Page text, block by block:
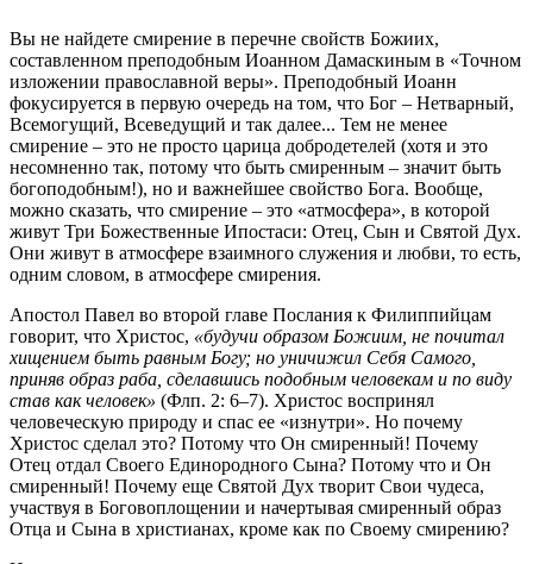
Вы не найдете смирение в перечне свойств Божиих,
составленном преподобным Иоанном Дамаскиным в «Точном
изложении православной веры». Преподобный Иоанн
фокусируется в первую очередь на том, что Бог – Нетварный,
Всемогущий, Всеведущий и так далее... Тем не менее
смирение – это не просто царица добродетелей (хотя и это
несомненно так, потому что быть смиренным – значит быть
богоподобным!), но и важнейшее свойство Бога. Вообще,
можно сказать, что смирение – это «атмосфера», в которой
живут Три Божественные Ипостаси: Отец, Сын и Святой Дух.
Они живут в атмосфере взаимного служения и любви, то есть,
одним словом, в атмосфере смирения.
Апостол Павел во второй главе Послания к Филиппийцам
говорит, что Христос, «будучи образом Божиим, не почитал
хищением быть равным Богу; но уничижил Себя Самого,
приняв образ раба, сделавшись подобным человекам и по виду
став как человек» (Флп. 2: 6–7). Христос воспринял
человеческую природу и спас ее «изнутри». Но почему
Христос сделал это? Потому что Он смиренный! Почему
Отец отдал Своего Единородного Сына? Потому что и Он
смиренный! Почему еще Святой Дух творит Свои чудеса,
участвуя в Боговоплощении и начертывая смиренный образ
Отца и Сына в христианах, кроме как по Своему смирению?